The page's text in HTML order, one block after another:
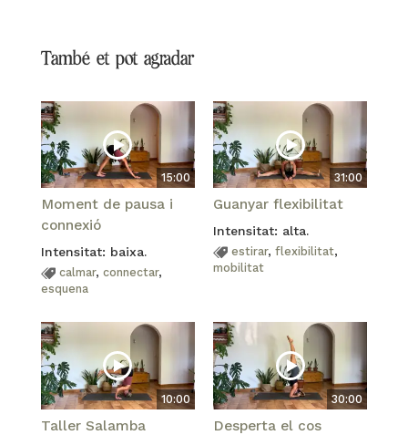
També et pot agradar
15:00
Moment de pausa i
connexió
Intensitat: baixa.
calmar, connectar,
esquena
31:00
Guanyar flexibilitat
Intensitat: alta.
estirar, flexibilitat,
mobilitat
10:00
Taller Salamba
30:00
Desperta el cos